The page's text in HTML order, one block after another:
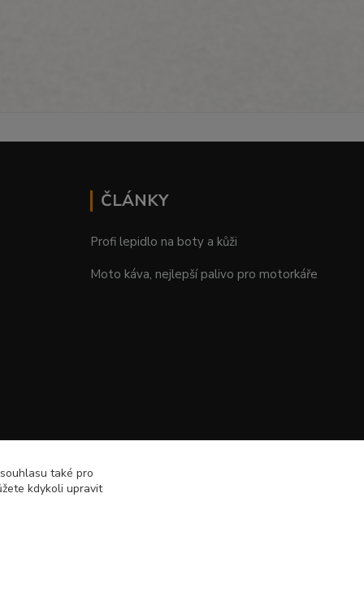
ČLÁNKY
Profi lepidlo na boty a kůži
Moto káva, nejlepší palivo pro motorkáře
také pro
kdykoli upravit